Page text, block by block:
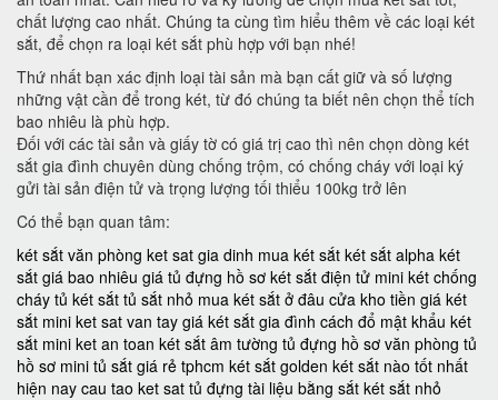
chất lượng cao nhất. Chúng ta cùng tìm hiểu thêm về các loại két
sắt, để chọn ra loại két sắt phù hợp với bạn nhé!
Thứ nhất bạn xác định loại tài sản mà bạn cất giữ và số lượng
những vật cần để trong két, từ đó chúng ta biết nên chọn thể tích
bao nhiêu là phù hợp.
Đối với các tài sản và giấy tờ có giá trị cao thì nên chọn dòng két
sắt gia đình chuyên dùng chống trộm, có chống cháy với loại ký
gửi tài sản điện tử và trọng lượng tối thiểu 100kg trở lên
Có thể bạn quan tâm:
két sắt văn phòng ket sat gia dinh mua két sắt két sắt alpha két
sắt giá bao nhiêu giá tủ đựng hồ sơ két sắt điện tử mini két chống
cháy tủ két sắt tủ sắt nhỏ mua két sắt ở đâu cửa kho tiền giá két
sắt mini ket sat van tay giá két sắt gia đình cách đổ mật khẩu két
sắt mini ket an toan két sắt âm tường tủ đựng hồ sơ văn phòng tủ
hồ sơ mini tủ sắt giá rẻ tphcm két sắt golden két sắt nào tốt nhất
hiện nay cau tao ket sat tủ đựng tài liệu bằng sắt két sắt nhỏ